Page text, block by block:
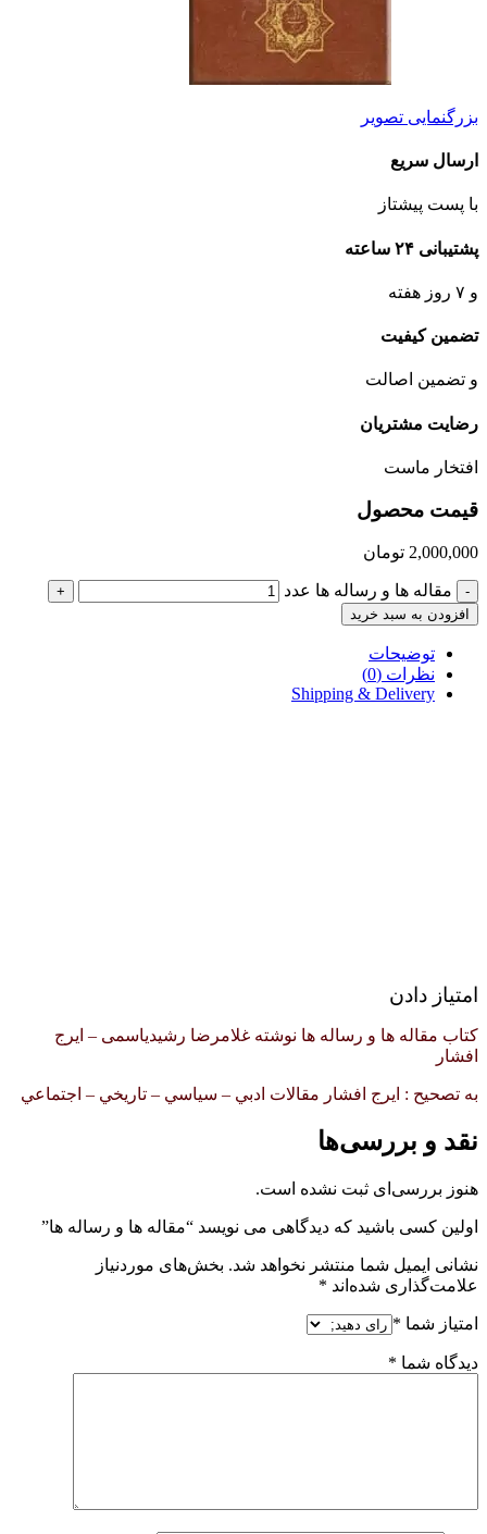
بزرگنمایی تصویر
ارسال سریع
با پست پیشتاز
پشتیبانی ۲۴ ساعته
و ۷ روز هفته
تضمین کیفیت
و تضمین اصالت
رضایت مشتریان
افتخار ماست
قیمت محصول
2,000,000 تومان
- مقاله ها و رساله ها عدد
+
افزودن به سبد خرید
توضیحات
نظرات (0)
Shipping & Delivery
امتیاز دادن
کتاب مقاله ها و رساله ها نوشته غلامرضا رشیدیاسمی – ایرج
افشار
به تصحيح : ايرج افشار مقالات ادبي – سياسي – تاريخي – اجتماعي
نقد و بررسی‌ها
هنوز بررسی‌ای ثبت نشده است.
اولین کسی باشید که دیدگاهی می نویسد “مقاله ها و رساله ها”
نشانی ایمیل شما منتشر نخواهد شد. بخش‌های موردنیاز
علامت‌گذاری شده‌اند *
امتیاز شما *
دیدگاه شما *